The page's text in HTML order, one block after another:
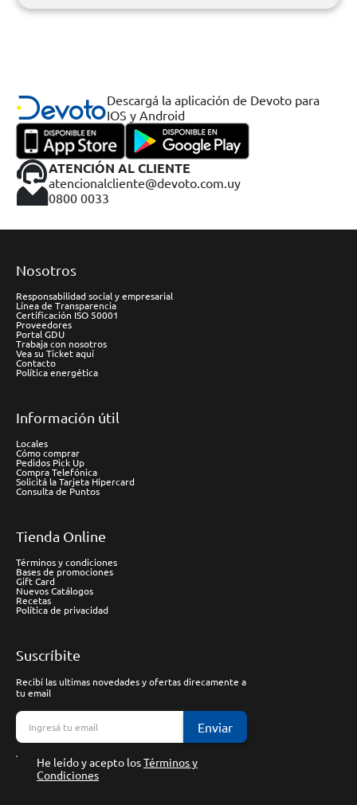
Descargá la aplicación de Devoto para
IOS y Android
ATENCIÓN AL CLIENTE
atencionalcliente@devoto.com.uy
0800 0033
Nosotros
Responsabilidad social y empresarial
Línea de Transparencia
Certificación ISO 50001
Proveedores
Portal GDU
Trabaja con nosotros
Vea su Ticket aquí
Contacto
Política energética
Información útil
Locales
Cómo comprar
Pedidos Pick Up
Compra Telefónica
Solicitá la Tarjeta Hipercard
Consulta de Puntos
Tienda Online
Términos y condiciones
Bases de promociones
Gift Card
Nuevos Catálogos
Recetas
Política de privacidad
Suscríbite
Recibí las ultimas novedades y ofertas direcamente a
tu email
Enviar
He leído y acepto losTérminos y
Condiciones